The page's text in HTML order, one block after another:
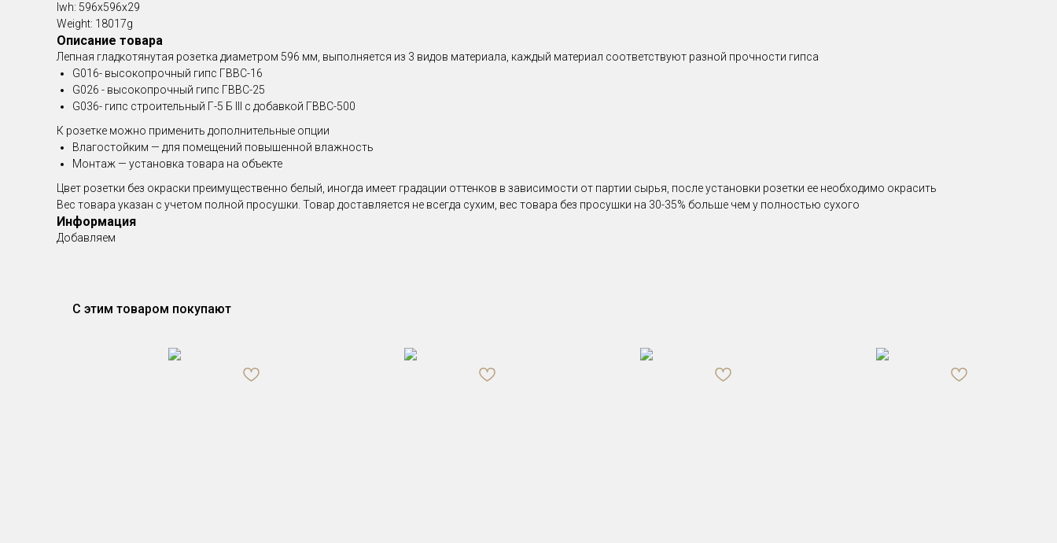
lwh: 596x596x29
Weight: 18017g
Описание товара
Лепная гладкотянутая розетка диаметром 596 мм , выполняется из 3 видов материала, каждый материал соответствуют разной прочности гипса
G016- высокопрочный гипс ГВВС-16
G026 - высокопрочный гипс ГВВС-25
G036- гипс строительный Г-5 Б III с добавкой ГВВС-500
К розетке можно применить дополнительные опции
Влагостойким — для помещений повышенной влажность
Монтаж — установка товара на объекте
Цвет розетки без окраски преимущественно белый, иногда имеет градации оттенков в зависимости от партии сырья, после установки розетки ее необходимо окрасить
Вес товара указан с учетом полной просушки. Товар доставляется не всегда сухим, вес товара без просушки на 30-35% больше чем у полностью сухого
Информация
Добавляем
С этим товаром покупают